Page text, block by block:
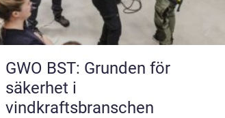
GWO BST: Grunden för
säkerhet i
vindkraftsbranschen